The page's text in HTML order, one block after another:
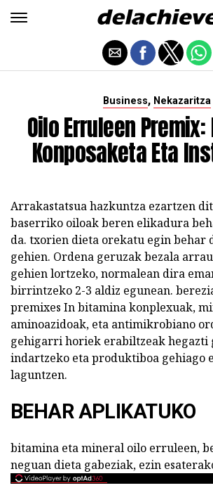
Business, Nekazaritza
Oilo Erruleen
Konposaketa Eta
Arrakastatsua hazkuntza ezartzen
baserriko oiloak beren elikadura
da. txorien dieta orekatu egin behar
gehien. Ordena geruzak bezala
gehien lortzeko, normalean dira
birrintzeko 2-3 aldiz egunean.
premixes In bitamina konplexuak,
aminoazidoak, eta antimikrobiano
gehigarri horiek erabiltzeak hegazti
indartzeko eta produktiboa gehiago
laguntzen.
BEHAR APLIKATUKO
bitamina eta mineral oilo erruleen,
neguan dieta gabeziak, ezin